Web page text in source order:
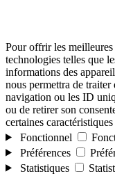
Pour offrir les
technologies telles que
informations des
nous permettra de traiter
navigation ou les ID
ou de retirer son
certaines
Fonctionnel
Préférences
Statistiques